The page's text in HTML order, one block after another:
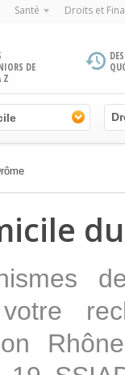
Santé Droits et
DE
Z